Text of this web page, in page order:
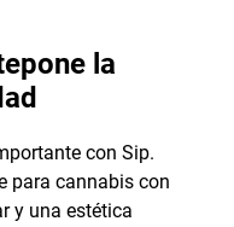
la
con Sip.
para cannabis con
y una estética